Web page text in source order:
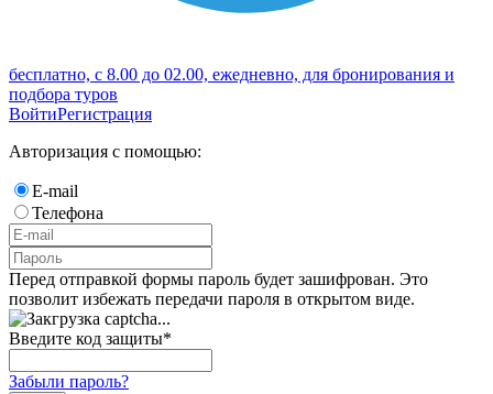
бесплатно, с 8.00 до 02.00, ежедневно, для бронирования и
подбора туров
ВойтиРегистрация
Авторизация с помощью:
E-mail
Телефона
Перед отправкой формы пароль будет зашифрован. Это
позволит избежать передачи пароля в открытом виде.
Введите код защиты*
Забыли пароль?